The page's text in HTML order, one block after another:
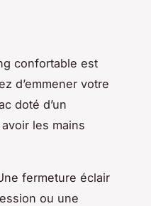
confortable est
d’emmener votre
doté d’un
les mains
fermeture éclair
ou une